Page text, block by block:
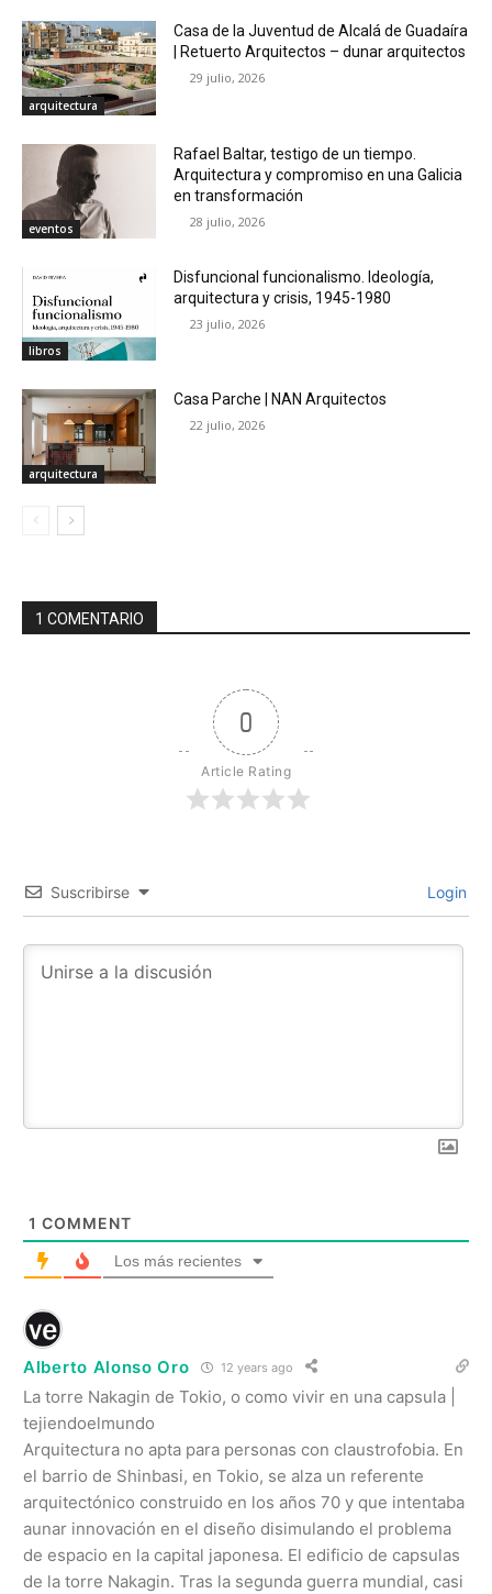
arquitectura
Casa de la Juventud de Alcalá de Guadaíra
| Retuerto Arquitectos – dunar arquitectos
29 julio, 2026
eventos
Rafael Baltar, testigo de un tiempo.
Arquitectura y compromiso en una Galicia
en transformación
28 julio, 2026
libros
Disfuncional funcionalismo. Ideología,
arquitectura y crisis, 1945-1980
23 julio, 2026
arquitectura
Casa Parche | NAN Arquitectos
22 julio, 2026
1 COMENTARIO
0
Article Rating
Suscribirse Login
1 COMMENT
Los más recientes
Alberto Alonso Oro 12 years ago
La torre Nakagin de Tokio, o como vivir en una capsula |
tejiendoelmundo
Arquitectura no apta para personas con claustrofobia. En
el barrio de Shinbasi, en Tokio, se alza un referente
arquitectónico construido en los años 70 y que intentaba
aunar innovación en el diseño disimulando el problema
de espacio en la capital japonesa. El edificio de capsulas
de la torre Nakagin. Tras la segunda guerra mundial, casi